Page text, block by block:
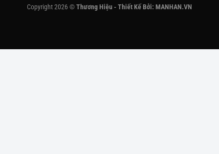
Copyright 2026 ©Thương Hiệu - Thiết Kế Bởi: MANHAN.VN